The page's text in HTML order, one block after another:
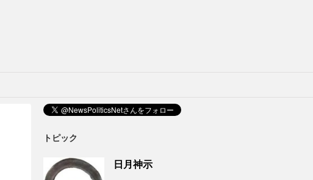
トピック
日月神示